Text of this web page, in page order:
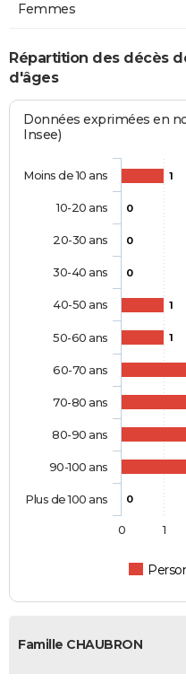
Femmes
Répartition des décès
d'âges
Données exprimées en
Insee)
1
0
0
0
1
1
0
Moins de 10 ans
10-20 ans
20-30 ans
30-40 ans
40-50 ans
50-60 ans
60-70 ans
70-80 ans
80-90 ans
90-100 ans
Plus de 100 ans
0 1
Famille CHAUBRON